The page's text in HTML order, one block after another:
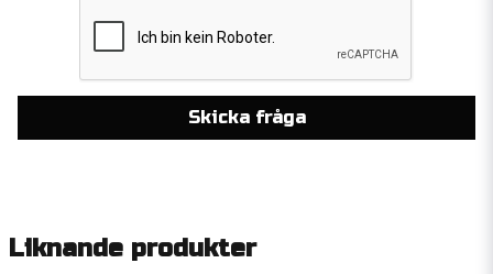
Skicka fråga
Liknande produkter